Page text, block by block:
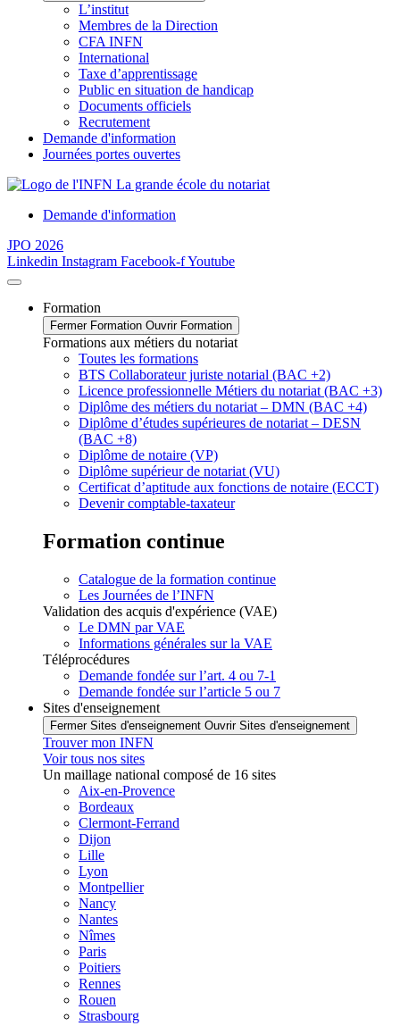
L’institut
Membres de la Direction
CFA INFN
International
Taxe d’apprentissage
Public en situation de handicap
Documents officiels
Recrutement
Demande d'information
Journées portes ouvertes
Demande d'information
JPO 2026
Linkedin Instagram Facebook-fYoutube
Formation
Fermer Formation Ouvrir Formation
Formations aux métiers du notariat
Toutes les formations
BTS Collaborateur juriste notarial (BAC +2)
Licence professionnelle Métiers du notariat (BAC +3)
Diplôme des métiers du notariat – DMN (BAC +4)
Diplôme d’études supérieures de notariat – DESN
(BAC +8)
Diplôme de notaire (VP)
Diplôme supérieur de notariat (VU)
Certificat d’aptitude aux fonctions de notaire (ECCT)
Devenir comptable-taxateur
Formation continue
Catalogue de la formation continue
Les Journées de l’INFN
Validation des acquis d'expérience (VAE)
Le DMN par VAE
Informations générales sur la VAE
Téléprocédures
Demande fondée sur l’art. 4 ou 7-1
Demande fondée sur l’article 5 ou 7
Sites d'enseignement
Fermer Sites d'enseignement Ouvrir Sites d'enseignement
Trouver mon INFN
Voir tous nos sites
Un maillage national composé de 16 sites
Aix-en-Provence
Bordeaux
Clermont-Ferrand
Dijon
Lille
Lyon
Montpellier
Nancy
Nantes
Nîmes
Paris
Poitiers
Rennes
Rouen
Strasbourg